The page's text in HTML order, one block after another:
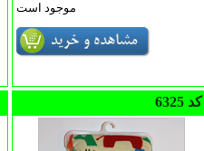
موجود است
6325 کد